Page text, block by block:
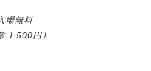
場無料
1,500円）